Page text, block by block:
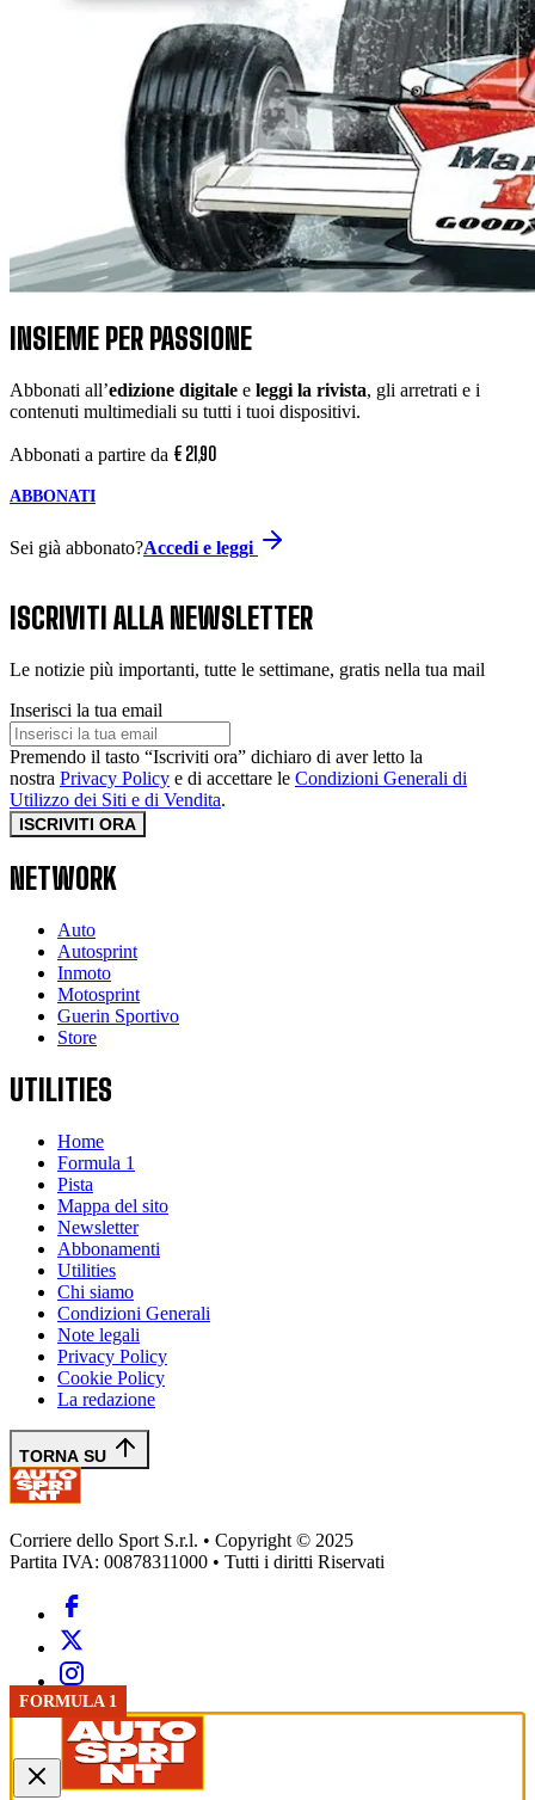
FORMULA 1
FORMULA 1
INSIEME PER PASSIONE
Abbonati all’edizione digitale e leggi la rivista, gli arretrati e i
contenuti multimediali su tutti i tuoi dispositivi.
Abbonati a partire da € 21,90
ABBONATI
Sei già abbonato?Accedi e leggi
ISCRIVITI ALLA NEWSLETTER
Le notizie più importanti, tutte le settimane, gratis nella tua mail
Inserisci la tua email
Premendo il tasto “Iscriviti ora” dichiaro di aver letto la
nostra Privacy Policy e di accettare le Condizioni Generali di
Utilizzo dei Siti e di Vendita.
ISCRIVITI ORA
NETWORK
Auto
Autosprint
Inmoto
Motosprint
Guerin Sportivo
Store
UTILITIES
Home
Formula 1
Pista
Mappa del sito
Newsletter
Abbonamenti
Utilities
Chi siamo
Condizioni Generali
Note legali
Privacy Policy
Cookie Policy
La redazione
TORNA SU
Corriere dello Sport S.r.l. • Copyright © 2025
Partita IVA: 00878311000 • Tutti i diritti Riservati